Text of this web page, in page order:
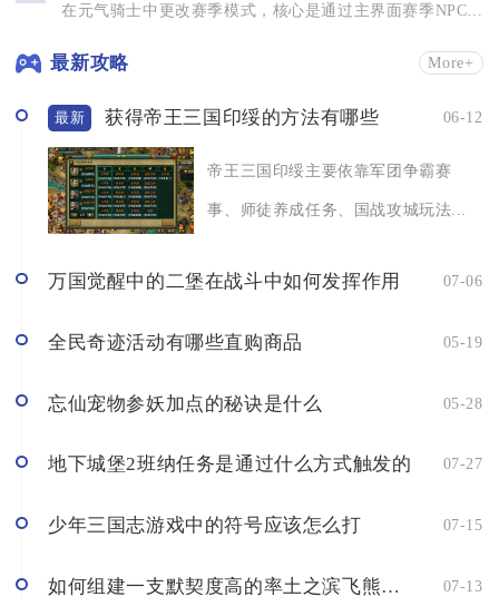
在元气骑士中更改赛季模式，核心是通过主界面赛季NPC交互、确...
最新攻略 More+
最新 获得帝王三国印绥的方法有哪些 06-12
帝王三国印绥主要依靠军团争霸赛
事、师徒养成任务、国战攻城玩法...
万国觉醒中的二堡在战斗中如何发挥作用 07-06
全民奇迹活动有哪些直购商品 05-19
忘仙宠物参妖加点的秘诀是什么 05-28
地下城堡2班纳任务是通过什么方式触发的 07-27
少年三国志游戏中的符号应该怎么打 07-15
如何组建一支默契度高的率土之滨飞熊军队伍 07-13